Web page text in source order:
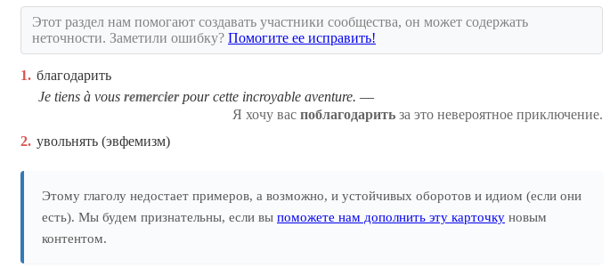
Этот раздел нам помогают создавать участники сообщества, он может содержать
неточности. Заметили ошибку? Помогите ее исправить!
1. благодарить
Je tiens à vous remercierpour cette incroyable aventure.
Я хочу вас поблагодарить за это невероятное приключение.
2. увольнять (эвфемизм)
Этому глаголу недостает примеров, а возможно, и устойчивых оборотов и идиом (если они
есть). Мы будем признательны, если вы поможете нам дополнить эту карточку новым
контентом.